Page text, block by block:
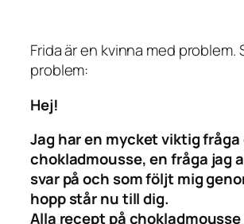
Frida är en kvinna med problem.
problem:
Hej!
Jag har en mycket viktig fråga
chokladmousse, en fråga jag
svar på och som följt mig
hopp står nu till dig.
Alla recept på